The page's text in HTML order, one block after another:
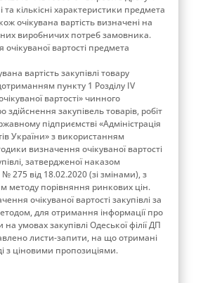
та кількісні характеристики предмета
очікувана вартість визначені на
виробничих потреб замовника.
вартості предмета
вартість закупівлі товару
пункту 1 Розділу ІV
вартості» чинного
закупівель товарів, робіт
підприємстві «Адміністрація
України» з використанням
визначення очікуваної вартості
затвердженої наказом
275 від 18.02.2020 (зі змінами), з
методу порівняння ринкових цін.
очікуваної вартості закупівлі за
для отримання інформації про
умовах закупівлі Одеської філії ДП
листи-запити, на що отримані
з ціновими пропозиціями.